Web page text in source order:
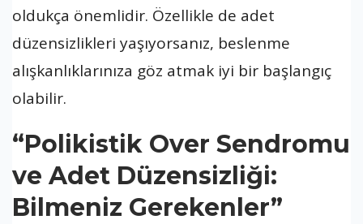
oldukça önemlidir. Özellikle de adet
düzensizlikleri yaşıyorsanız, beslenme
alışkanlıklarınıza göz atmak iyi bir başlangıç
olabilir.
“Polikistik Over Sendromu
ve Adet Düzensizliği:
Bilmeniz Gerekenler”